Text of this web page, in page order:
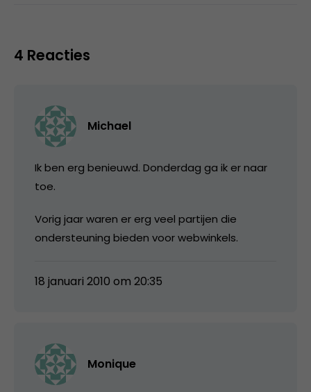
4 Reacties
Michael
Ik ben erg benieuwd. Donderdag ga ik er naar
toe.
Vorig jaar waren er erg veel partijen die
ondersteuning bieden voor webwinkels.
18 januari 2010 om 20:35
Monique